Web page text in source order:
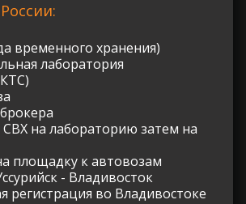
временного хранения)
лаборатория
СВХ на лабораторию затем на
площадку к автовозам
- Владивосток
регистрация во Владивостоке